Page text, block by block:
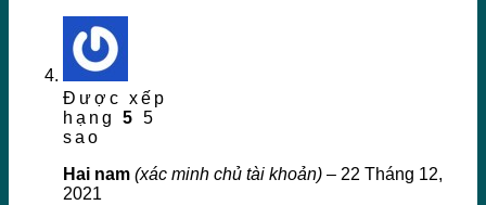
Được xếp
hạng 5 5
sao
Hai nam (xác minh chủ tài khoản) – 22 Tháng 12,
2021